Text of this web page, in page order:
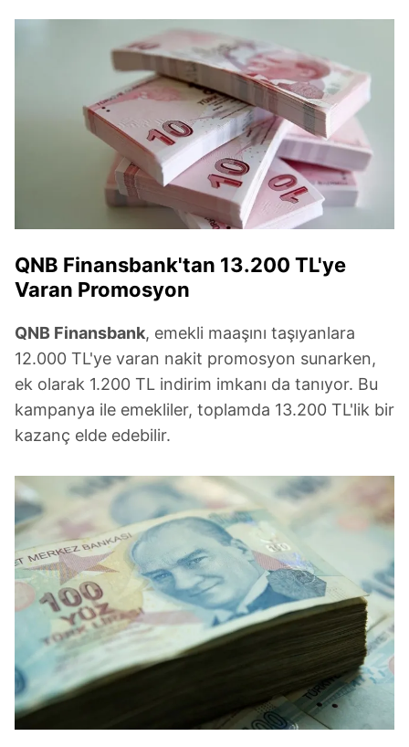
verileriniz işlenmekte olup gerekli olan çerezler bilgi
toplumu hizmetlerinin sunulması amacıyla
kullanılmaktadır. Diğer çerezler, sitemizin daha işlevsel
kılınması ve kişiselleştirilmesi ve sizlere yönelik
reklam/pazarlama faaliyetlerinin yapılması, amaçlarıyla
sınırlı olarak açık rızanız dahilinde kullanılacaktır.
Çerezlere ilişkin tercihlerinizi aşağıda yer alan panel
vasıtasıyla belirleyebilirsiniz. Çerezlere ilişkin detaylı bilgi
için Ayarlar butonuna tıklayabilir,
Çerez Bilgilendirme
6698 sayılı Kişisel Verilerin Korunması Kanunu uyarınca
hazırlanmış Aydınlatma Metnimizi okumak ve sitemizde
ilgili mevzuata uygun olarak kullanılan çerezlerle ilgili bilgi
tıklayınız
QNB Finansbank'tan 13.200 TL'ye
Varan Promosyon
QNB Finansbank, emekli maaşını taşıyanlara
12.000 TL'ye varan nakit promosyon sunarken,
ek olarak 1.200 TL indirim imkanı da tanıyor. Bu
kampanya ile emekliler, toplamda 13.200 TL'lik bir
kazanç elde edebilir.